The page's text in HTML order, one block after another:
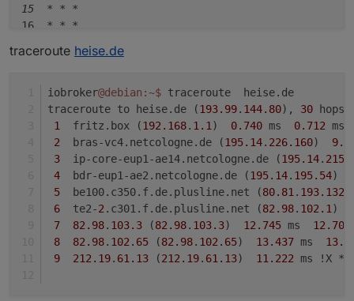
15  *
* *
16 * *
*
18 * *
*
* * *
21  * * *
* *
*
* *
* *
*
* *
* *
*
* *
* *
*
* *
* * *
traceroute heise.de
iobroker@debian :~$ traceroute  heise.de
traceroute to heise.de (193.99. 144.80), 30 hops
1
  fritz.box (
192.168. 1.1 ) 0.740 ms 0.712
2
  bras-vc4.netcologne.de (
195.14. 226.160)
3
  ip-core-eup1-ae14.netcologne.de (
195.14.
4
  bdr-eup1-ae2.netcologne.de (
195.14. 195.54)
5
  be100.c350.f.de.plusline.net (
80.81 . 193.132
6
  te2-
2 .c301.f.de.plusline.net (82.98. 102.1 )
7
82.98. 103.3 (82.98. 103.3) 12.745 ms 12.704
8
82.98. 102.65 (82.98. 102.65) 13.437 ms
9
212.19. 61.13 (212.19. 61.13) 11.222 ms !X *